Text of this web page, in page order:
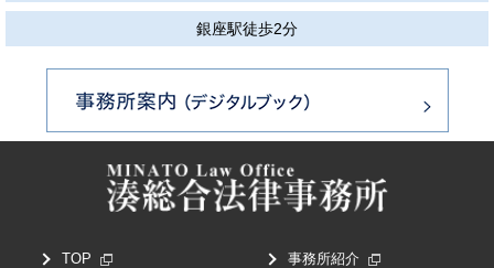
銀座駅徒歩2分
TOP 事務所紹介